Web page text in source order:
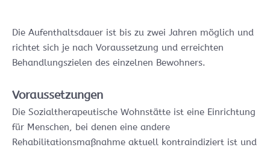
Die Aufenthaltsdauer ist bis zu zwei Jahren möglich und
richtet sich je nach Voraussetzung und erreichten
Behandlungszielen des einzelnen Bewohners.
Voraussetzungen
Die Sozialtherapeutische Wohnstätte ist eine Einrichtung
für Menschen, bei denen eine andere
Rehabilitationsmaßnahme aktuell kontraindiziert ist und